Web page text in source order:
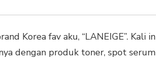
Korea fav aku, “LANEIGE”. Kali
dengan produk toner, spot serum